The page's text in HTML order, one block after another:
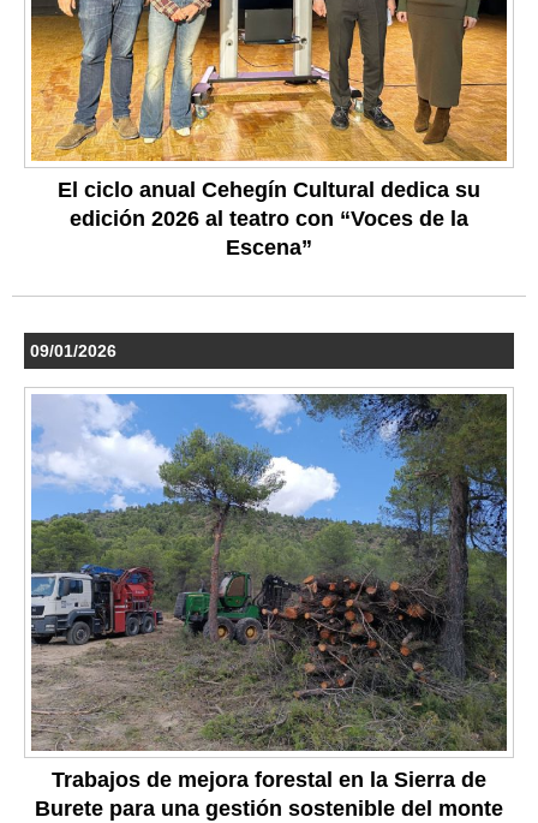
El ciclo anual Cehegín Cultural dedica su
edición 2026 al teatro con “Voces de la
Escena”
09/01/2026
Trabajos de mejora forestal en la Sierra de
Burete para una gestión sostenible del monte